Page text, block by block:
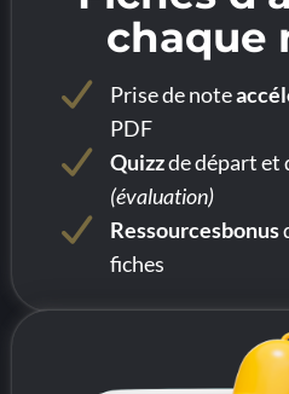
chaque
Prise de note
PDF
Quizzde départ et
(évaluation)
Ressourcesbonus
fiches